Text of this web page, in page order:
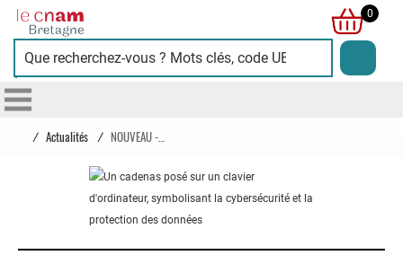
Cnam
Bretagne
0
/ Actualités /